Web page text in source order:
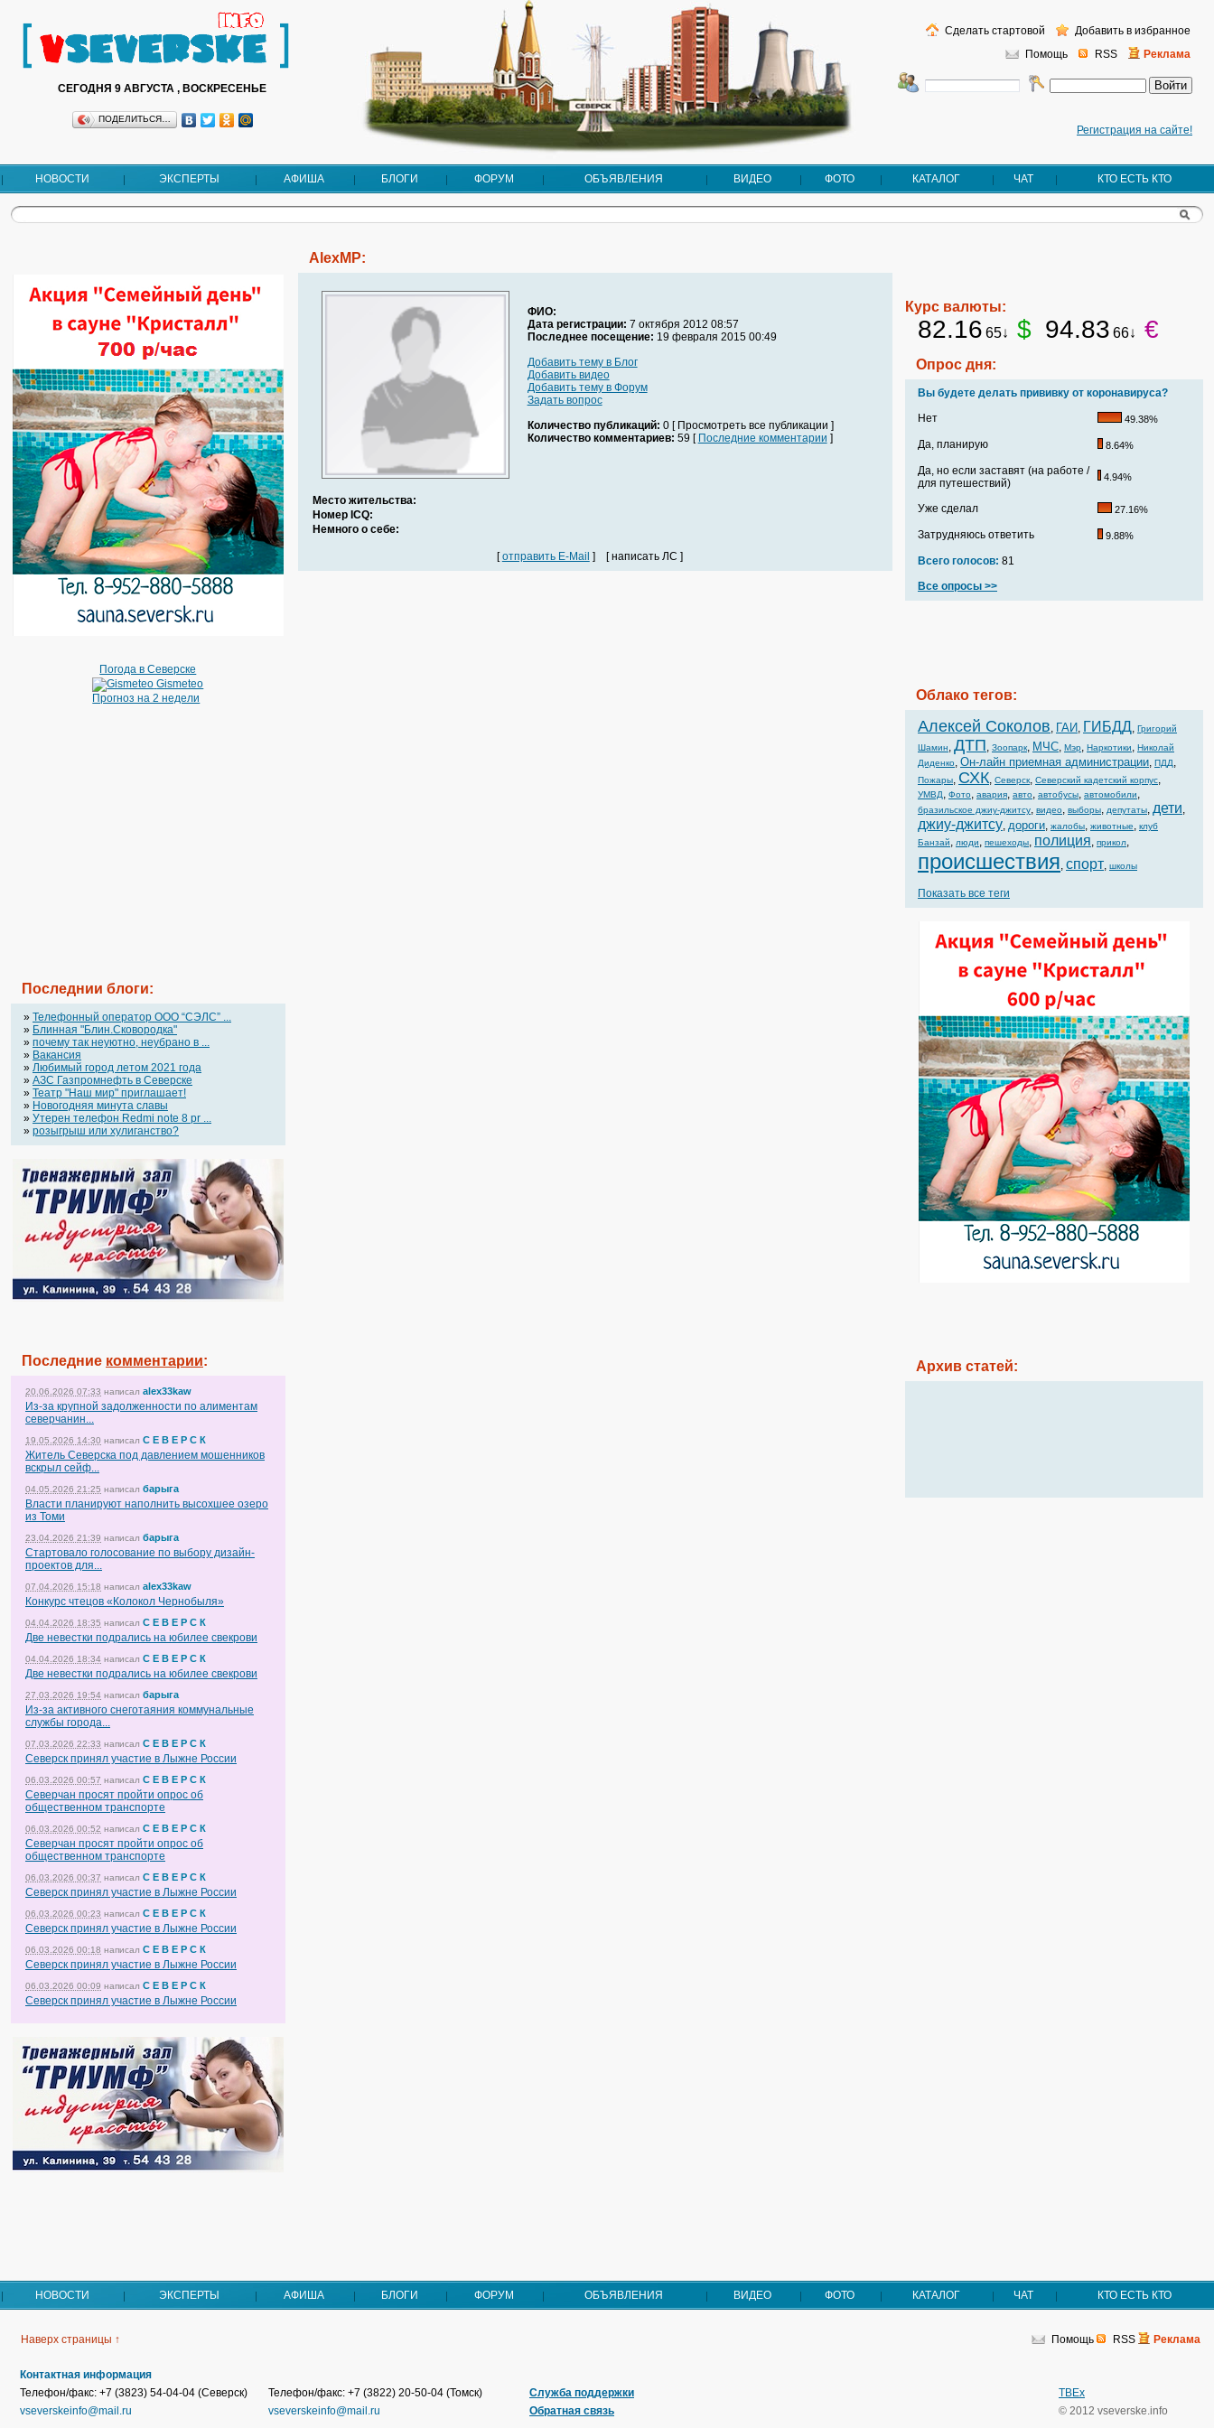
СЕГОДНЯ 9 АВГУСТА , ВОСКРЕСЕНЬЕ
ПОДЕЛИТЬСЯ…
Регистрация на сайте!
Помощь RSS Реклама
Сделать стартовой Добавить в избранное
НОВОСТИ ЭКСПЕРТЫ АФИША БЛОГИ ФОРУМ ОБЪЯВЛЕНИЯ ВИДЕО ФОТО КАТАЛОГ ЧАТ КТО ЕСТЬ КТО
Погода в Северске
Gismeteo
Прогноз на 2 недели
Последнии блоги:
» Телефонный оператор OOO “СЭЛС” ...
» Блинная "Блин.Сковородка"
» почему так неуютно, неубрано в ...
» Вакансия
» Любимый город летом 2021 года
» АЗС Газпромнефть в Северске
» Театр "Наш мир" приглашает!
» Новогодняя минута славы
» Утерен телефон Redmi note 8 pr ...
» розыгрыш или хулиганство?
Последние комментарии:
20.06.2026 07:33 написал alex33kaw
Из-за крупной задолженности по алиментам
северчанин...
19.05.2026 14:30 написал С Е В Е Р С К
Житель Северска под давлением мошенников
вскрыл сейф...
04.05.2026 21:25 написал барыга
Власти планируют наполнить высохшее озеро
из Томи
23.04.2026 21:39 написал барыга
Стартовало голосование по выбору дизайн-
проектов для...
07.04.2026 15:18 написал alex33kaw
Конкурс чтецов «Колокол Чернобыля»
04.04.2026 18:35 написал С Е В Е Р С К
Две невестки подрались на юбилее свекрови
04.04.2026 18:34 написал С Е В Е Р С К
Две невестки подрались на юбилее свекрови
27.03.2026 19:54 написал барыга
Из-за активного снеготаяния коммунальные
службы города...
07.03.2026 22:33 написал С Е В Е Р С К
Северск принял участие в Лыжне России
06.03.2026 00:57 написал С Е В Е Р С К
Северчан просят пройти опрос об
общественном транспорте
06.03.2026 00:52 написал С Е В Е Р С К
Северчан просят пройти опрос об
общественном транспорте
06.03.2026 00:37 написал С Е В Е Р С К
Северск принял участие в Лыжне России
06.03.2026 00:23 написал С Е В Е Р С К
Северск принял участие в Лыжне России
06.03.2026 00:18 написал С Е В Е Р С К
Северск принял участие в Лыжне России
06.03.2026 00:09 написал С Е В Е Р С К
Северск принял участие в Лыжне России
AlexMP:
ФИО:
Дата регистрации: 7 октября 2012 08:57
Последнее посещение: 19 февраля 2015 00:49
Добавить тему в Блог
Добавить видео
Добавить тему в Форум
Задать вопрос
Количество публикаций: 0 [ Просмотреть все публикации ]
Количество комментариев: 59 [ Последние комментарии ]
Место жительства:
Номер ICQ:
Немного о себе:
[отправить E-Mail ] [ написать ЛС ]
Курс валюты:
82.16 65↓ $ 94.83 66↓ €
Опрос дня:
Вы будете делать прививку от коронавируса?
Нет
49.38%
Да, планирую 8.64%
Да, но если заставят (на работе /
для путешествий)
4.94%
Уже сделал 27.16%
Затрудняюсь ответить 9.88%
Всего голосов: 81
Все опросы >>
Облако тегов:
Алексей Соколов, ГАИ, ГИБДД, Григорий
Шамин, ДТП, Зоопарк, МЧС, Мэр, Наркотики, Николай
Диденко, Он-лайн приемная администрации, ПДД,
Пожары, СХК, Северск, Северский кадетский корпус,
УМВД, Фото, авария, авто, автобусы, автомобили,
бразильское джиу-джитсу, видео, выборы, депутаты, дети,
джиу-джитсу, дороги, жалобы, животные, клуб
Банзай, люди, пешеходы, полиция, прикол,
происшествия, спорт, школы
Показать все теги
Архив статей:
НОВОСТИ ЭКСПЕРТЫ АФИША БЛОГИ ФОРУМ ОБЪЯВЛЕНИЯ ВИДЕО ФОТО КАТАЛОГ ЧАТ КТО ЕСТЬ КТО
Помощь RSS Реклама
Наверх страницы ↑
Контактная информация
Телефон/факс: +7 (3823) 54-04-04 (Северск)
vseverskeinfo@mail.ru
Телефон/факс: +7 (3822) 20-50-04 (Томск)
vseverskeinfo@mail.ru
Служба поддержки
Обратная связь
TBEx
© 2012 vseverske.info